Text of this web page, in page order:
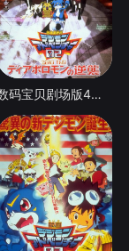
数码宝贝剧场版4：超恶魔兽的反击